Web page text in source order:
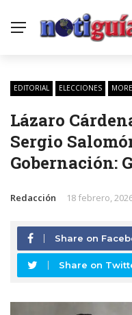
EDITORIAL ELECCIONES
Lázaro
Sergio
Gobernación:
Redacción 18 febrero,
Share on
Share on